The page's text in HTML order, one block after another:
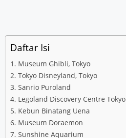
Daftar Isi
1. Museum Ghibli, Tokyo
2. Tokyo Disneyland, Tokyo
3. Sanrio Puroland
4. Legoland Discovery Centre Tokyo
5. Kebun Binatang Uena
6. Museum Doraemon
7. Sunshine Aquarium